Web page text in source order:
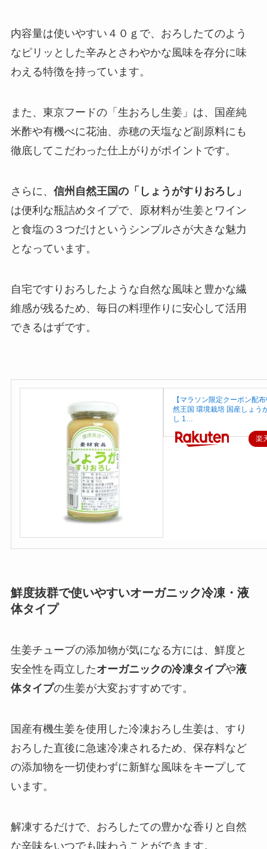
内容量は使いやすい４０ｇで、おろしたてのよう
なピリッとした辛みとさわやかな風味を存分に味
わえる特徴を持っています。
また、東京フードの「生おろし生姜」は、国産純
米酢や有機べに花油、赤穂の天塩など副原料にも
徹底してこだわった仕上がりがポイントです。
さらに、 信州自然王国の「しょうがすりおろし」
は便利な瓶詰めタイプで、原材料が生姜とワイン
と食塩の３つだけというシンプルさが大きな魅力
となっています。
自宅ですりおろしたような自然な風味と豊かな繊
維感が残るため、毎日の料理作りに安心して活用
できるはずです。
【マラソン限定クーポン配
然王国 環境栽培 国産しょう
し 1…
楽
鮮度抜群で使いやすいオーガニック冷凍・液
体タイプ
生姜チューブの添加物が気になる方には、鮮度と
安全性を両立したオーガニックの冷凍タイプや液
体タイプの生姜が大変おすすめです。
国産有機生姜を使用した冷凍おろし生姜は、すり
おろした直後に急速冷凍されるため、保存料など
の添加物を一切使わずに新鮮な風味をキープして
います。
解凍するだけで、おろしたての豊かな香りと自然
な辛味をいつでも味わうことができます。